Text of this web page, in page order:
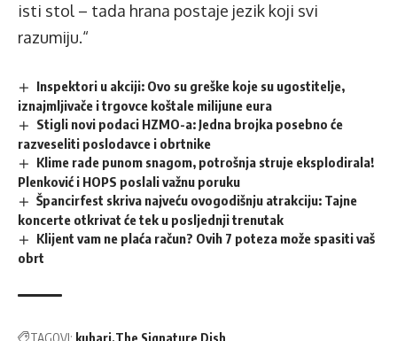
isti stol – tada hrana postaje jezik koji svi
razumiju.“
Inspektori u akciji: Ovo su greške koje su ugostitelje,
iznajmljivače i trgovce koštale milijune eura
Stigli novi podaci HZMO-a: Jedna brojka posebno će
razveseliti poslodavce i obrtnike
Klime rade punom snagom, potrošnja struje eksplodirala!
Plenković i HOPS poslali važnu poruku
Špancirfest skriva najveću ovogodišnju atrakciju: Tajne
koncerte otkrivat će tek u posljednji trenutak
Klijent vam ne plaća račun? Ovih 7 poteza može spasiti vaš
obrt
TAGOVI: kuhari The Signature Dish